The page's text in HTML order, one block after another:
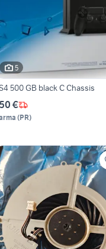
5
500 GB black C Chassis
€
(PR)